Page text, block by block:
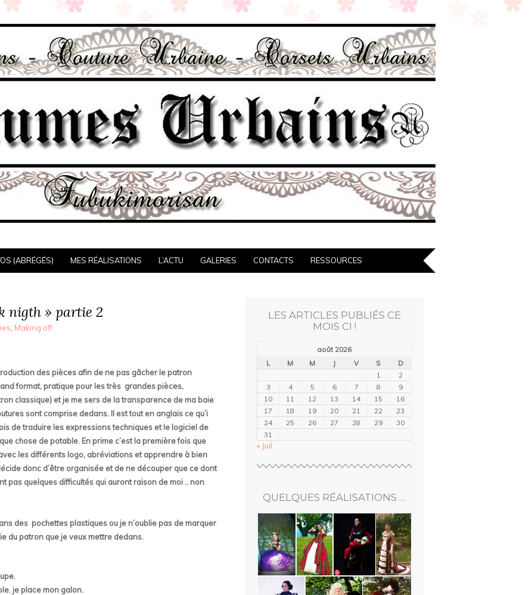
(ABRÉGÉS) MES RÉALISATIONS L’ACTU GALERIES CONTACTS RESSOURCES
nigth » partie 2
Making off
des pièces afin de ne pas gâcher le patron
format, pratique pour les très grandes pièces,
classique) et je me sers de la transparence de ma baie
sont comprise dedans. Il est tout en anglais ce qu’i
de traduire les expressions techniques et le logiciel de
chose de potable. En prime c’est la première fois que
les différents logo, abréviations et apprendre à bien
donc d’être organisée et de ne découper que ce dont
pas quelques difficultés qui auront raison de moi .. non
des pochettes plastiques ou je n’oublie pas de marquer
du patron que je veux mettre dedans.
je place mon galon.
LES ARTICLES PUBLIÉS CE
MOIS CI !
août 2026
L
M M J V S
D
1
2
3
4 5 6 7 8
9
10
11 12 13 14 15
16
17
18 19 20 21 22
23
24
25 26 27 28 29
30
31
« Juil
QUELQUES RÉALISATIONS …